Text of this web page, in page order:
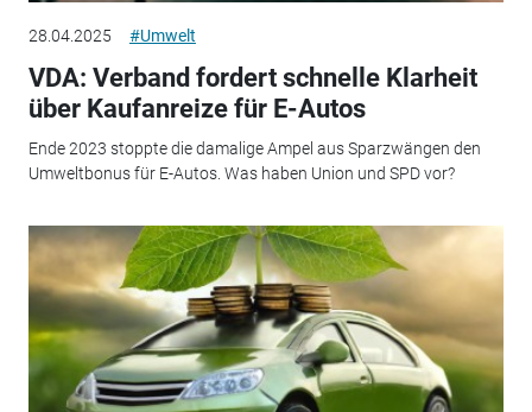
28.04.2025 #Umwelt
VDA: Verband fordert schnelle Klarheit
über Kaufanreize für E-Autos
Ende 2023 stoppte die damalige Ampel aus Sparzwängen den
Umweltbonus für E-Autos. Was haben Union und SPD vor?